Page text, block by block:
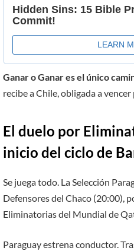
Ganar o Ganar es el único
recibe a Chile, obligada a
El duelo por
inicio del ciclo de
Se juega todo. La Selección
Defensores del Chaco (20:00),
Eliminatorias del Mundial de
Paraguay estrena conductor.